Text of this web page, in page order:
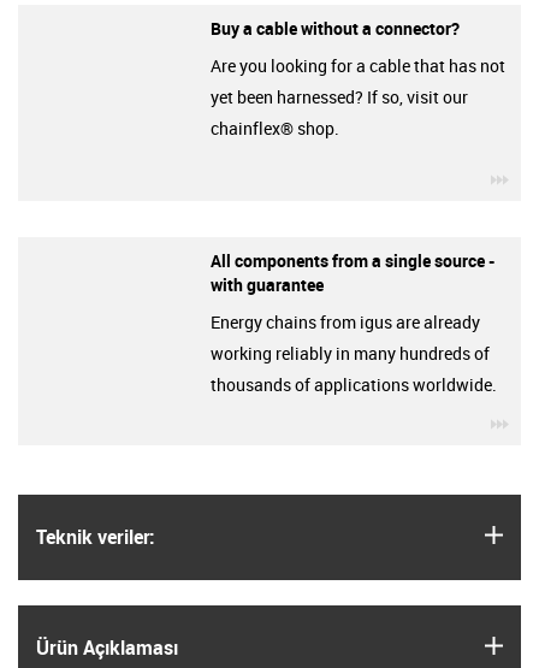
Teknik veriler:
Ürün Açıklaması
Buy a cable without a connector?
Are you looking for a cable that has not
yet been harnessed? If so, visit our
chainflex® shop.
All components from a single source -
with guarantee
Energy chains from igus are already
working reliably in many hundreds of
thousands of applications worldwide.